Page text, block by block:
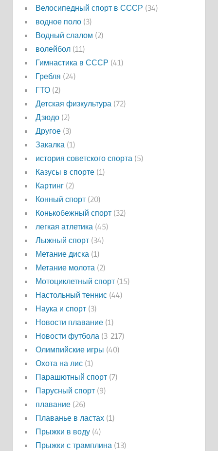
Велосипедный спорт в СССР (34)
водное поло(3)
Водный слалом (2)
волейбол(11)
Гимнастика в СССР (41)
Гребля (24)
ГТО(2)
Детская физкультура(72)
Дзюдо(2)
Другое(3)
Закалка(1)
история советского спорта(5)
Казусы в спорте(1)
Картинг(2)
Конный спорт(20)
Конькобежный спорт(32)
легкая атлетика(45)
Лыжный спорт(34)
Метание диска(1)
Метание молота(2)
Мотоциклетный спорт(15)
Настольный теннис(44)
Наука и спорт(3)
Новости плавание(1)
Новости футбола(3 217)
Олимпийские игры (40)
Охота на лис(1)
Парашютный спорт(7)
Парусный спорт(9)
плавание(26)
Плаванье в ластах(1)
Прыжки в воду(4)
Прыжки с трамплина(13)